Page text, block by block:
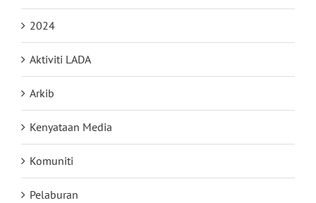
2024
Aktiviti LADA
Arkib
Kenyataan Media
Komuniti
Pelaburan